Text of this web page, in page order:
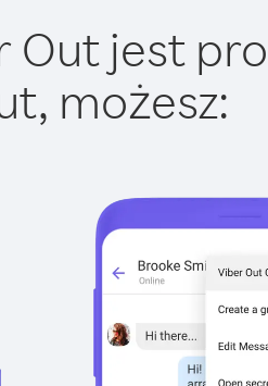
Out jest
możesz: